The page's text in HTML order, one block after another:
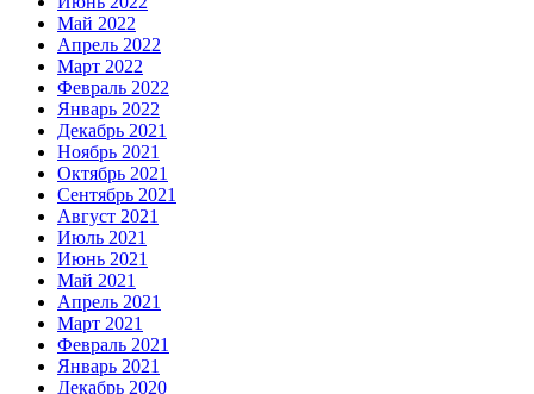
Май 2022
Апрель 2022
Март 2022
Февраль 2022
Январь 2022
Декабрь 2021
Ноябрь 2021
Октябрь 2021
Сентябрь 2021
Август 2021
Июль 2021
Июнь 2021
Май 2021
Апрель 2021
Март 2021
Февраль 2021
Январь 2021
Декабрь 2020